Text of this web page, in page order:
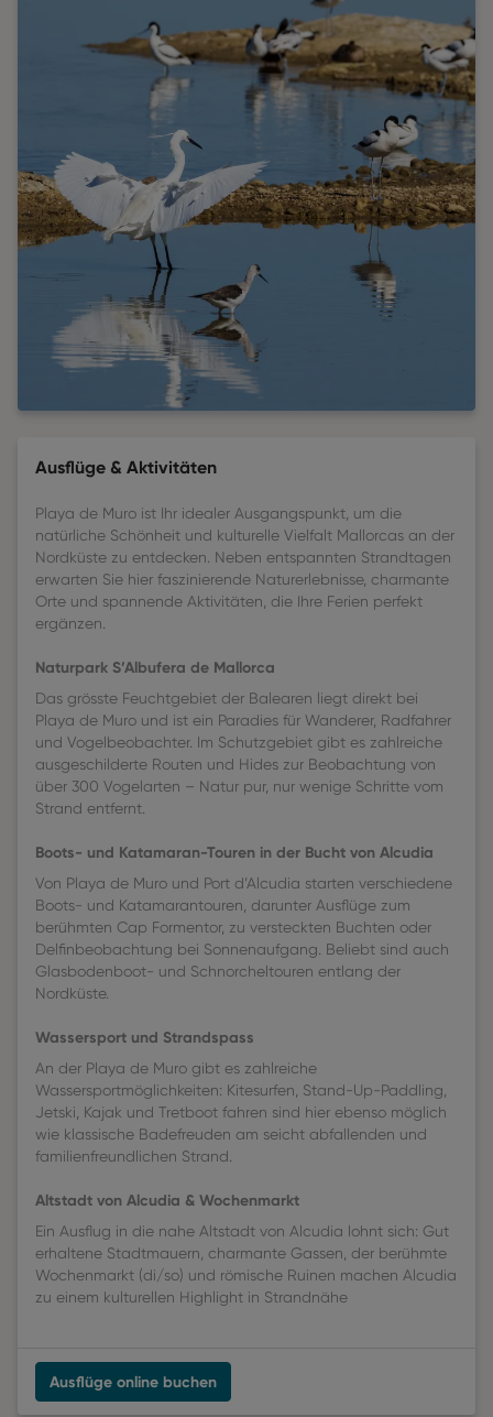
Ausflüge & Aktivitäten
Playa de Muro ist Ihr idealer Ausgangspunkt, um die
natürliche Schönheit und kulturelle Vielfalt Mallorcas an der
Nordküste zu entdecken. Neben entspannten Strandtagen
erwarten Sie hier faszinierende Naturerlebnisse, charmante
Orte und spannende Aktivitäten, die Ihre Ferien perfekt
ergänzen.
Naturpark S’Albufera de Mallorca
Das grösste Feuchtgebiet der Balearen liegt direkt bei
Playa de Muro und ist ein Paradies für Wanderer, Radfahrer
und Vogelbeobachter. Im Schutzgebiet gibt es zahlreiche
ausgeschilderte Routen und Hides zur Beobachtung von
über 300 Vogelarten – Natur pur, nur wenige Schritte vom
Strand entfernt.
Boots- und Katamaran-Touren in der Bucht von Alcudia
Von Playa de Muro und Port d’Alcudia starten verschiedene
Boots- und Katamarantouren, darunter Ausflüge zum
berühmten Cap Formentor, zu versteckten Buchten oder
Delfinbeobachtung bei Sonnenaufgang. Beliebt sind auch
Glasbodenboot- und Schnorcheltouren entlang der
Nordküste.
Wassersport und Strandspass
An der Playa de Muro gibt es zahlreiche
Wassersportmöglichkeiten: Kitesurfen, Stand-Up-Paddling,
Jetski, Kajak und Tretboot fahren sind hier ebenso möglich
wie klassische Badefreuden am seicht abfallenden und
familienfreundlichen Strand.
Altstadt von Alcudia & Wochenmarkt
Ein Ausflug in die nahe Altstadt von Alcudia lohnt sich: Gut
erhaltene Stadtmauern, charmante Gassen, der berühmte
Wochenmarkt (di/so) und römische Ruinen machen Alcudia
zu einem kulturellen Highlight in Strandnähe
Ausflüge online buchen